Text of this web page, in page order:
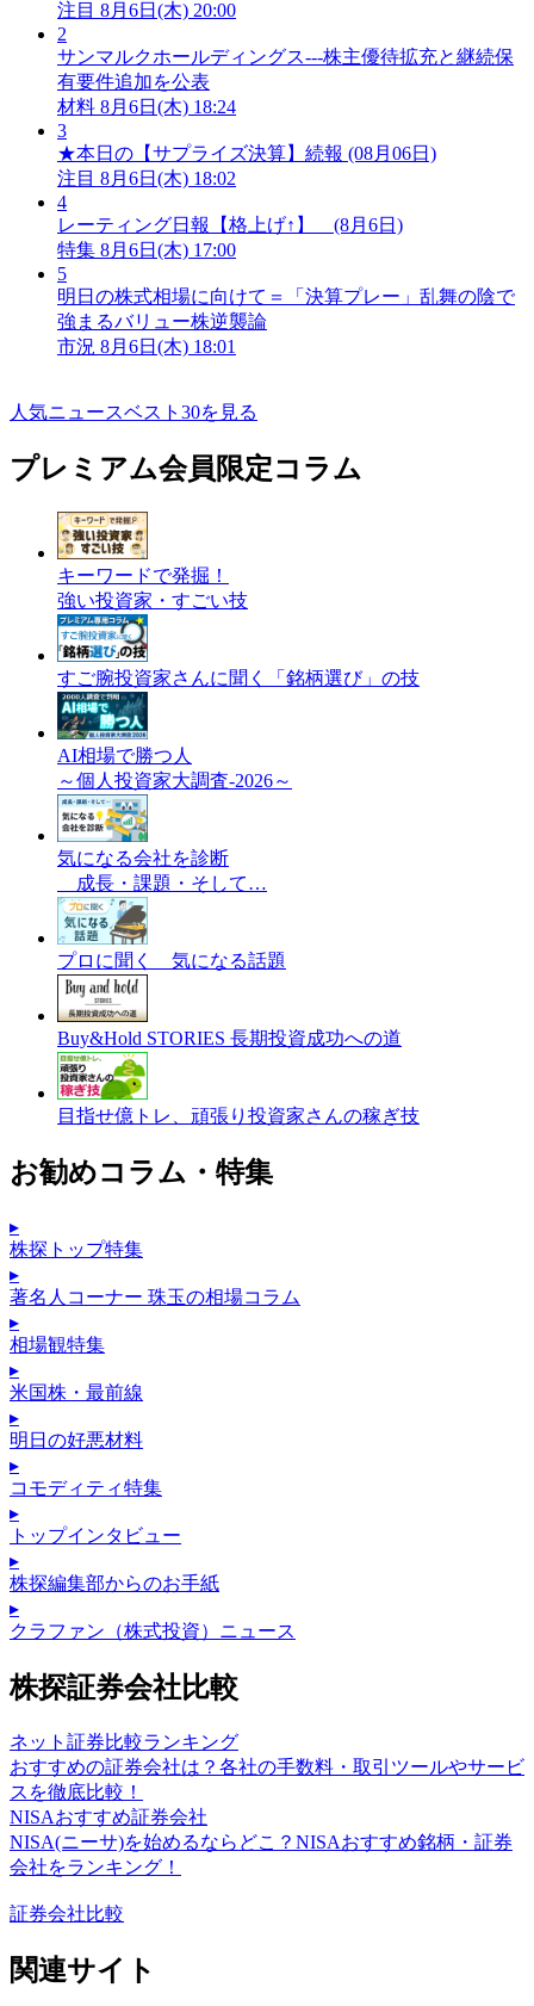
注目 8月6日(木) 20:00
2
サンマルクホールディングス---株主優待拡充と継続保
有要件追加を公表
材料 8月6日(木) 18:24
3
★本日の【サプライズ決算】続報 (08月06日)
注目 8月6日(木) 18:02
4
レーティング日報【格上げ↑】 (8月6日)
特集 8月6日(木) 17:00
5
明日の株式相場に向けて＝「決算プレー」乱舞の陰で
強まるバリュー株逆襲論
市況 8月6日(木) 18:01
人気ニュースベスト30を見る
プレミアム会員限定コラム
キーワードで発掘！
強い投資家・すごい技
すご腕投資家さんに聞く「銘柄選び」の技
AI相場で勝つ人
～個人投資家大調査-2026～
気になる会社を診断
成長・課題・そして…
プロに聞く 気になる話題
Buy&Hold STORIES 長期投資成功への道
目指せ億トレ、頑張り投資家さんの稼ぎ技
お勧めコラム・特集
▸
株探トップ特集
▸
著名人コーナー 珠玉の相場コラム
▸
相場観特集
▸
米国株・最前線
▸
明日の好悪材料
▸
コモディティ特集
▸
トップインタビュー
▸
株探編集部からのお手紙
▸
クラファン（株式投資）ニュース
株探証券会社比較
ネット証券比較ランキング
おすすめの証券会社は？各社の手数料・取引ツールやサービ
スを徹底比較！
NISAおすすめ証券会社
NISA(ニーサ)を始めるならどこ？NISAおすすめ銘柄・証券
会社をランキング！
証券会社比較
関連サイト